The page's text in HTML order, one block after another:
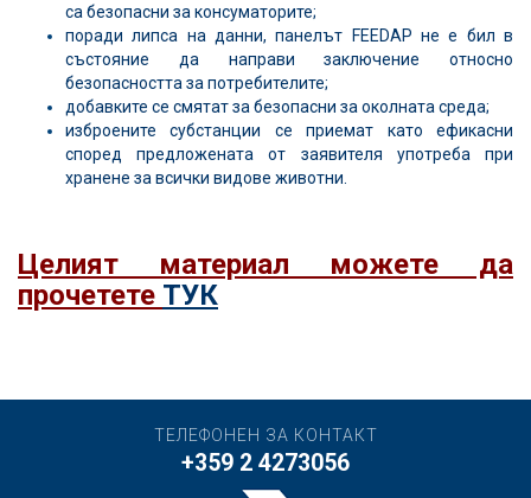
са безопасни за консуматорите;
поради липса на данни, панелът FEEDAP не е бил в
състояние да направи заключение относно
безопасността за потребителите;
добавките се смятат за безопасни за околната среда;
изброените субстанции се приемат като ефикасни
според предложената от заявителя употреба при
хранене за всички видове животни.
Целият материал можете да
прочетете ТУК
ТЕЛЕФОНЕН ЗА КОНТАКТ
+359 2 4273056